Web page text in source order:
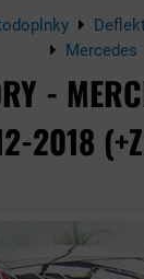
Mercedes
-
2018